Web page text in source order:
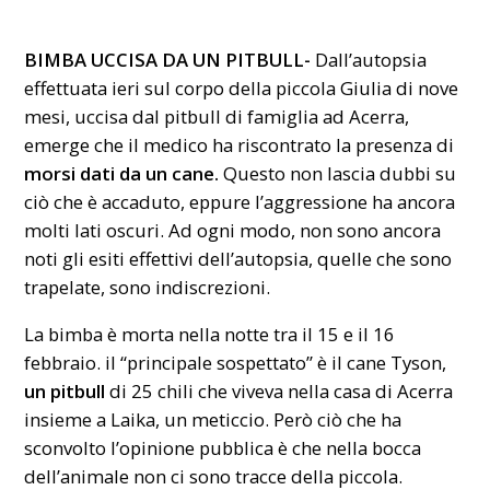
BIMBA UCCISA DA UN PITBULL- Dall’autopsia
effettuata ieri sul corpo della piccola Giulia di nove
mesi, uccisa dal pitbull di famiglia ad Acerra,
emerge che il medico ha riscontrato la presenza di
morsi dati da un cane. Questo non lascia dubbi su
ciò che è accaduto, eppure l’aggressione ha ancora
molti lati oscuri. Ad ogni modo, non sono ancora
noti gli esiti effettivi dell’autopsia, quelle che sono
trapelate, sono indiscrezioni.
La bimba è morta nella notte tra il 15 e il 16
febbraio. il “principale sospettato” è il cane Tyson,
un pitbulldi 25 chili che viveva nella casa di Acerra
insieme a Laika, un meticcio. Però ciò che ha
sconvolto l’opinione pubblica è che nella bocca
dell’animale non ci sono tracce della piccola.